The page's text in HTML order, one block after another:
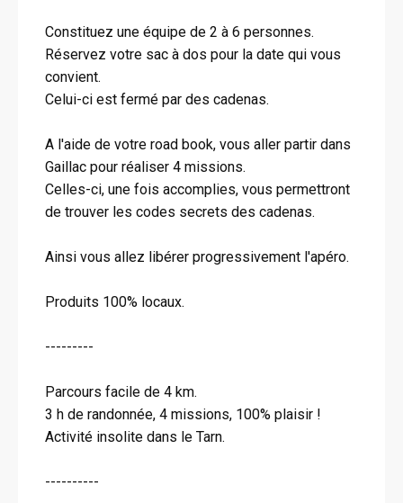
Constituez une équipe de 2 à 6 personnes.
Réservez votre sac à dos pour la date qui vous
convient.
Celui-ci est fermé par des cadenas.
A l'aide de votre road book, vous aller partir dans
Gaillac pour réaliser 4 missions.
Celles-ci, une fois accomplies, vous permettront
de trouver les codes secrets des cadenas.
Ainsi vous allez libérer progressivement l'apéro.
Produits 100% locaux.
---------
Parcours facile de 4 km.
3 h de randonnée, 4 missions, 100% plaisir !
Activité insolite dans le Tarn.
----------